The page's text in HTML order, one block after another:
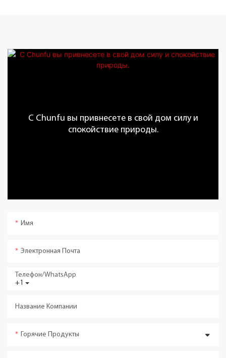
С Chunfu вы привнесете в свой дом силу и
спокойствие природы.
Имя
Электронная Почта
+1
Телефон/WhatsApp
Название Компании
Горячие Продукты